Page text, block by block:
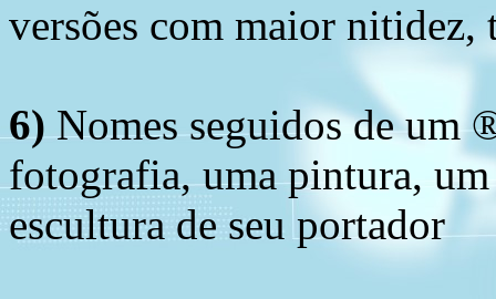
versões com maior nitidez,
6)Nomes seguidos de um
fotografia, uma pintura,
escultura de seu portador